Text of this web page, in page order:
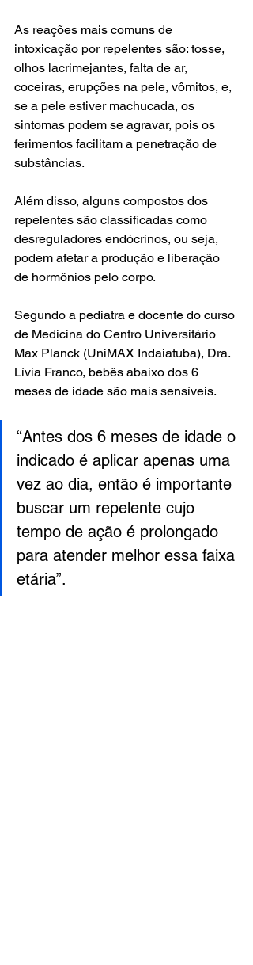
As reações mais comuns de
intoxicação por repelentes são: tosse,
olhos lacrimejantes, falta de ar,
coceiras, erupções na pele, vômitos, e,
se a pele estiver machucada, os
sintomas podem se agravar, pois os
ferimentos facilitam a penetração de
substâncias.
Além disso, alguns compostos dos
repelentes são classificadas como
desreguladores endócrinos, ou seja,
podem afetar a produção e liberação
de hormônios pelo corpo.
Segundo a pediatra e docente do curso
de Medicina do Centro Universitário
Max Planck (UniMAX Indaiatuba), Dra.
Lívia Franco, bebês abaixo dos 6
meses de idade são mais sensíveis.
“Antes dos 6 meses de idade o
indicado é aplicar apenas uma
vez ao dia, então é importante
buscar um repelente cujo
tempo de ação é prolongado
para atender melhor essa faixa
etária”.